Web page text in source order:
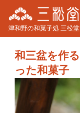
津和野の和菓子処 三松堂
和三盆を作
った和菓子